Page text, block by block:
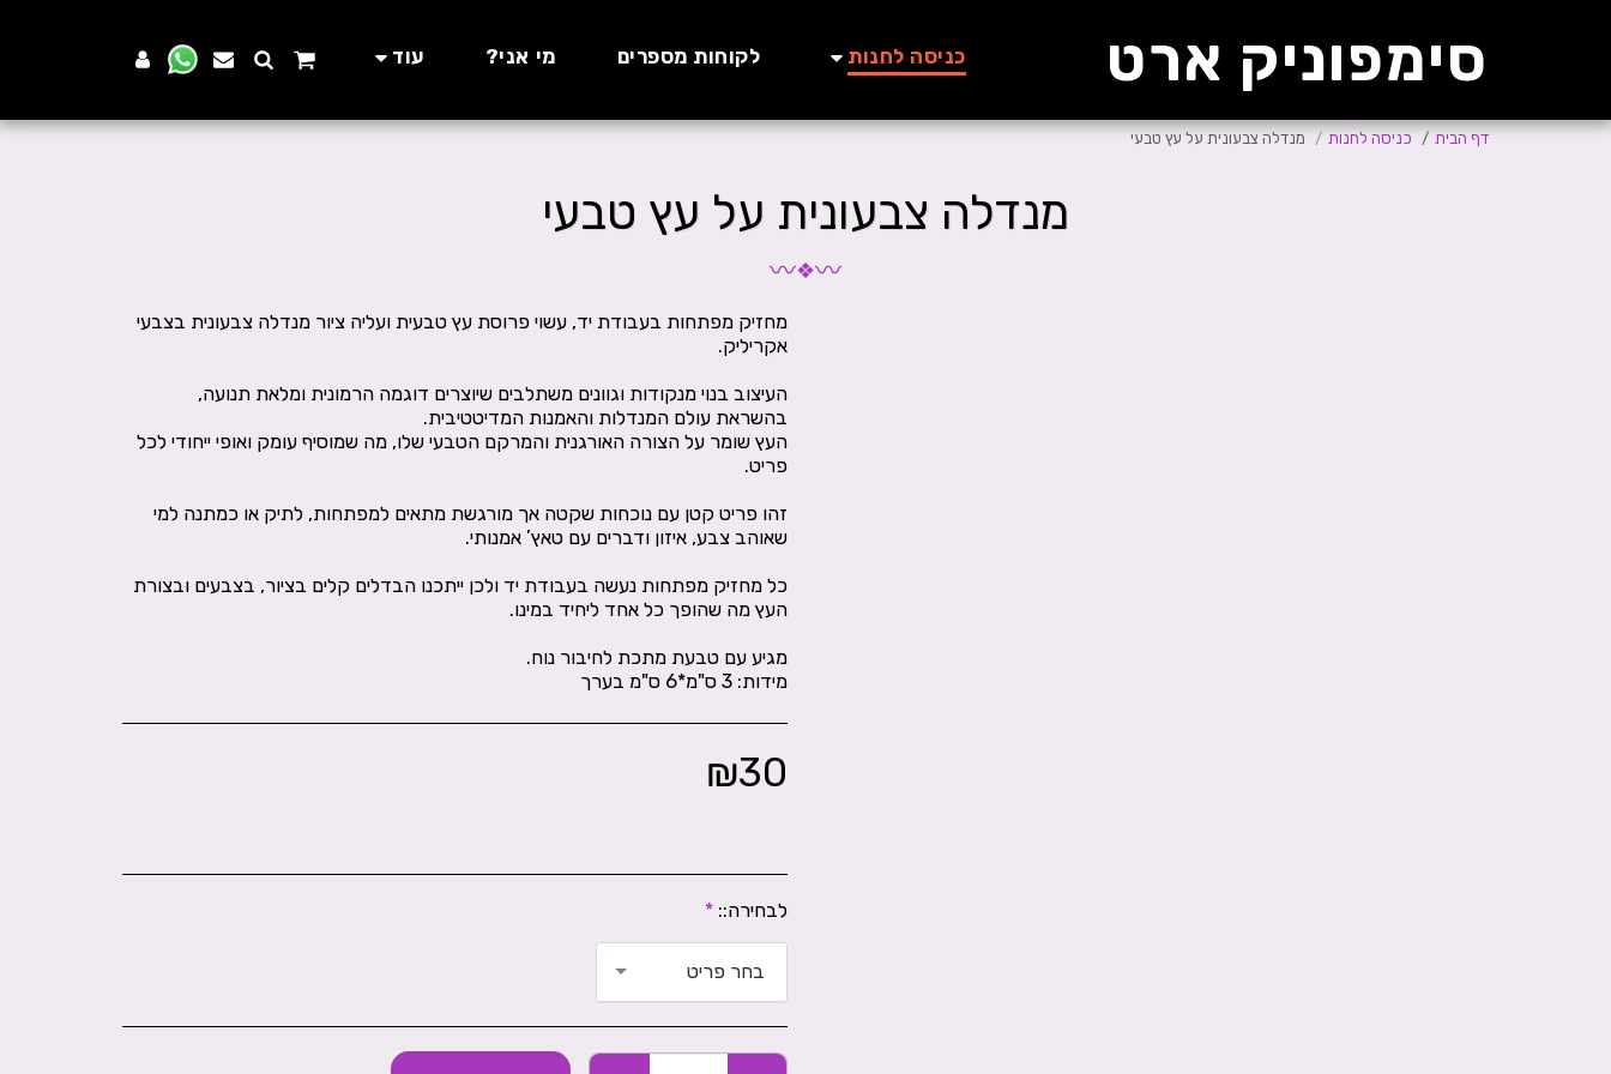
סימפוניק ארט כניסה לחנות לקוחות מספרים מי אני? עוד
דף הבית כניסה לחנות מנדלה צבעונית על עץ טבעי
מנדלה צבעונית על עץ טבעי
〰
❖
〰
מחזיק מפתחות בעבודת יד, עשוי פרוסת עץ טבעית ועליה ציור מנדלה צבעונית בצבעי
העיצוב בנוי מנקודות וגוונים משתלבים שיוצרים דוגמה הרמונית ומלאת תנועה,
העץ שומר על הצורה האורגנית והמרקם הטבעי שלו, מה שמוסיף עומק ואופי ייחודי לכל
זהו פריט קטן עם נוכחות שקטה אך מורגשת מתאים למפתחות, לתיק או כמתנה למי
כל מחזיק מפתחות נעשה בעבודת יד ולכן ייתכנו הבדלים קלים בציור, בצבעים ובצורת
מידות: 3 ס"מ*6 ס"מ בערך
₪30
לבחירה:: *
בחר פריט